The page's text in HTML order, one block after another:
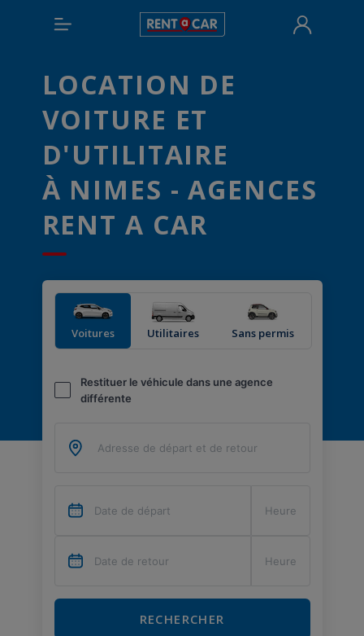
LOCATION DE
VOITURE ET
D'UTILITAIRE
À NIMES - AGENCES
RENT A CAR
Voitures Utilitaires Sans permis
Restituer le véhicule dans une agence
différente
RECHERCHER